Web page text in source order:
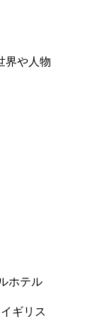
界や人物
ホテル
ギリス